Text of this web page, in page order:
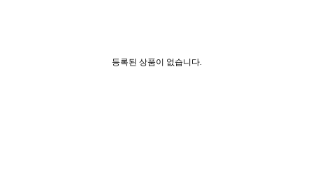
등록된 상품이 없습니다.